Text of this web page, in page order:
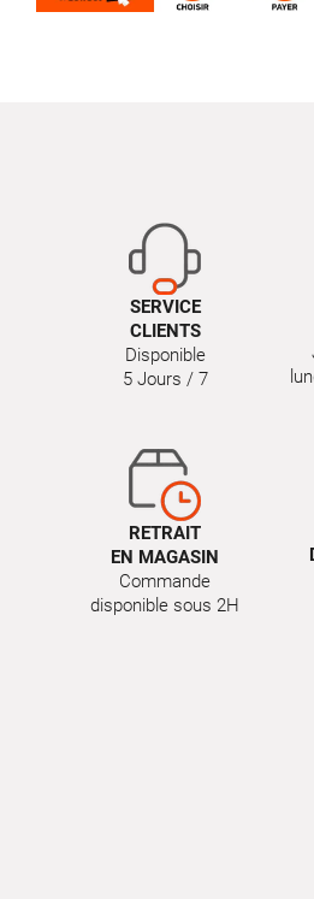
SERVICE
CLIENTS
Disponible
5 Jours / 7
RETRAIT
EN MAGASIN
Commande
disponible sous 2H